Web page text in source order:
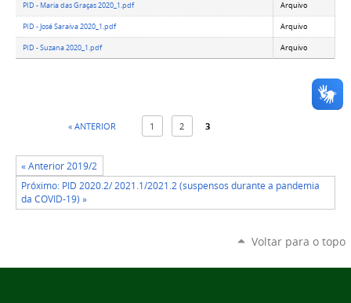
PID - Maria das Graças 2020_1.pdf Arquivo
PID - José Saraiva 2020_1.pdf Arquivo
PID - Suzana 2020_1.pdf Arquivo
« ANTERIOR 1 2 3
« Anterior 2019/2
Próximo: PID 2020.2/ 2021.1/2021.2 (suspensos durante a pandemia
da COVID-19) »
Voltar para o topo